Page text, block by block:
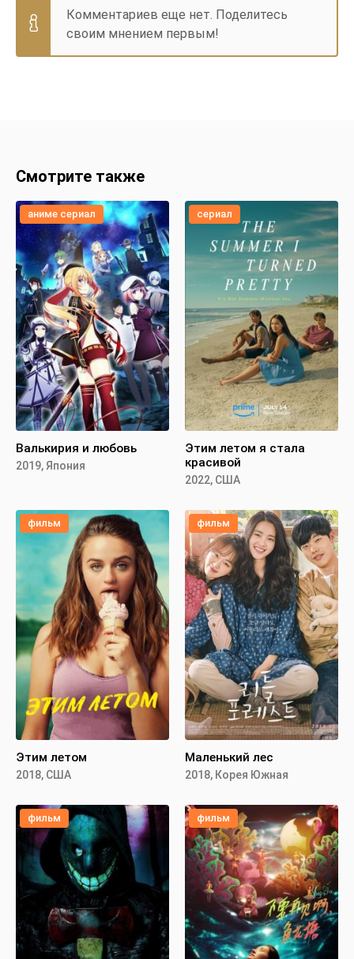
Комментариев еще нет. Поделитесь
своим мнением первым!
Смотрите также
аниме сериал
Валькирия и любовь
2019, Япония
сериал
Этим летом я стала
красивой
2022, США
фильм
Этим летом
2018, США
фильм
Маленький лес
2018, Корея Южная
фильм фильм